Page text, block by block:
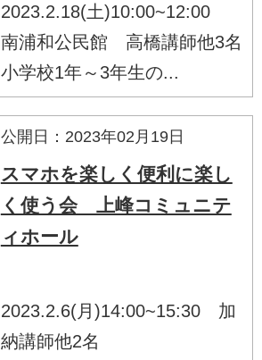
2023.2.18(土)10:00~12:00
南浦和公民館 高橋講師他3名
小学校1年～3年生の...
公開日：2023年02月19日
スマホを楽しく便利に楽し
く使う会 上峰コミュニテ
ィホール
2023.2.6(月)14:00~15:30 加
納講師他2名